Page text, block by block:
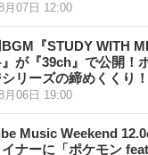
月07日 12:00
『STUDY WITH
が『39ch』で公開！
リーズの締めくくり！
月06日 19:00
Music Weekend
ナーに「ポケモン